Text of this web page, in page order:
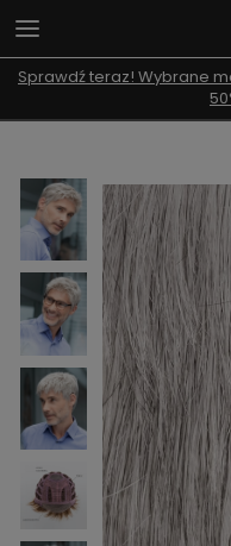
Sprawdź teraz! Wybrane